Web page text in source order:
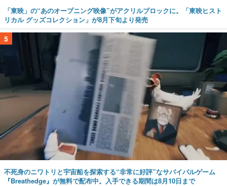
「東映」の“あのオープニング映像”がアクリルブロックに。「東映ヒスト
リカル グッズコレクション」が8月下旬より発売
5
不死身のニワトリと宇宙船を探索する“非常に好評”なサバイバルゲーム
『Breathedge』が無料で配布中。入手できる期間は8月10日まで